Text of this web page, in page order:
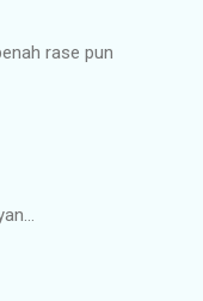
rase pun